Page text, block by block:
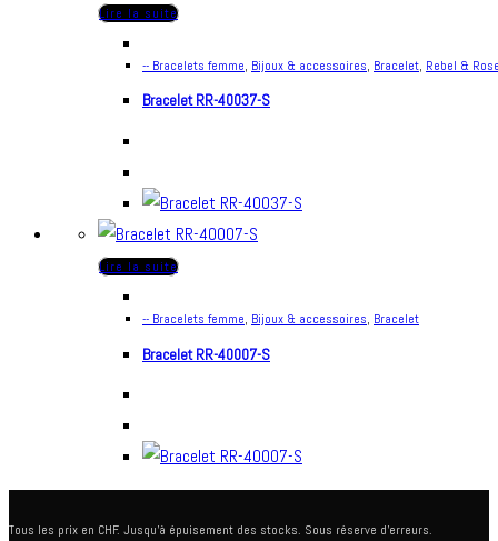
Lire la suite
-- Bracelets femme, Bijoux & accessoires, Bracelet, Rebel &
Bracelet RR-40037-S
Lire la suite
-- Bracelets femme, Bijoux & accessoires, Bracelet
Bracelet RR-40007-S
Tous les prix en CHF. Jusqu'à épuisement des stocks. Sous réserve d'erreurs.